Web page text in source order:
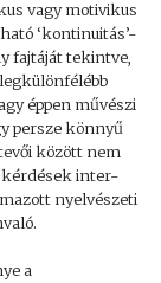
vagy motivikus
‘kontinuitás’-
fajtáját tekintve,
éppen művészi
persze könnyű
között nem
kérdések inter-
nyelvészeti
a